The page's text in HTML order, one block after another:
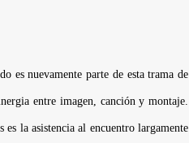
es nuevamente parte de esta trama de
entre imagen, canción y montaje.
la asistencia al encuentro largamente